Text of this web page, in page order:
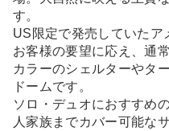
す。
US限定で発売していたア
お客様の要望に応え、通
カラーのシェルターやタ
ドームです。
ソロ・デュオにおすすめ
人家族までカバー可能な